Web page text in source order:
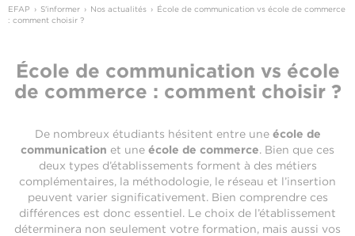
EFAP S'informer Nos actualités
École de communication vs école de commerce
: comment choisir ?
École de communication vs école
de commerce : comment choisir ?
De nombreux étudiants hésitent entre une école de
communication et une école de commerce. Bien que ces
deux types d’établissements forment à des métiers
complémentaires, la méthodologie, le réseau et l’insertion
peuvent varier significativement. Bien comprendre ces
différences est donc essentiel. Le choix de l’établissement
déterminera non seulement votre formation, mais aussi vos